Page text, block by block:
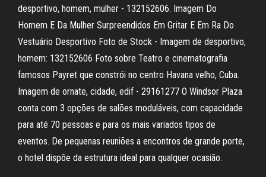
desportivo, homem, mulher - 132152606. Imagem Do
Homem E Da Mulher Surpreendidos Em Gritar E Em Ra Do
Vestuário Desportivo Foto de Stock - Imagem de desportivo,
homem: 132152606 Foto sobre Teatro e cinematografia
famosos Payret que constrói no centro Havana velho, Cuba.
Imagem de ornate, cidade, edif - 29161277 O Windsor Plaza
conta com 3 opções de salões moduláveis, com capacidade
para até 70 pessoas e para os mais variados tipos de
eventos. De pequenas reuniões a encontros de grande porte,
o hotel dispõe da estrutura ideal para qualquer ocasião.